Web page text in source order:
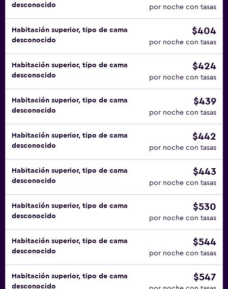
desconocido por noche con tasas
Habitación superior, tipo de cama
desconocido
$404
por noche con tasas
Habitación superior, tipo de cama
desconocido
$424
por noche con tasas
Habitación superior, tipo de cama
desconocido
$439
por noche con tasas
Habitación superior, tipo de cama
desconocido
$442
por noche con tasas
Habitación superior, tipo de cama
desconocido
$443
por noche con tasas
Habitación superior, tipo de cama
desconocido
$530
por noche con tasas
Habitación superior, tipo de cama
desconocido
$544
por noche con tasas
Habitación superior, tipo de cama
desconocido
$547